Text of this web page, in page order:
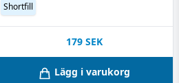
Shortfill
179 SEK
Lägg i varukorg